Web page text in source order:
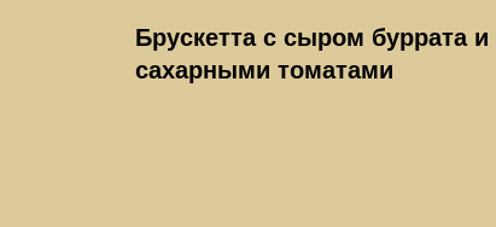
Брускетта с сыром буррата и
сахарными томатами